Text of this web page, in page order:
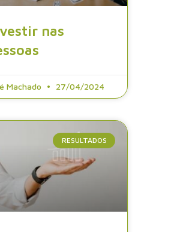
nas
Machado 27/04/2024
RESULTADOS